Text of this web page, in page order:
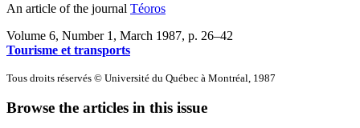
An article of the journal Téoros
Volume 6, Number 1, March 1987, p. 26–42
Tourisme et transports
Tous droits réservés © Université du Québec à Montréal, 1987
Browse the articles in this issue